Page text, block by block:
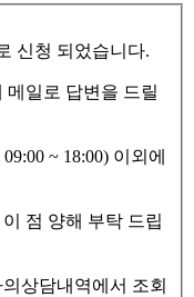
신청 되었습니다.
메일로 답변을 드릴
~ 18:00) 이외에
점 양해 부탁 드립
상담내역에서 조회